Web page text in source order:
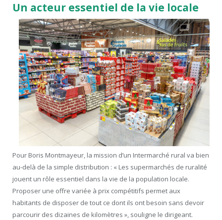
Un acteur essentiel de la vie locale
Pour Boris Montmayeur, la mission d’un Intermarché rural va bien
au-delà de la simple distribution : « Les supermarchés de ruralité
jouent un rôle essentiel dans la vie de la population locale.
Proposer une offre variée à prix compétitifs permet aux
habitants de disposer de tout ce dont ils ont besoin sans devoir
parcourir des dizaines de kilomètres », souligne le dirigeant.